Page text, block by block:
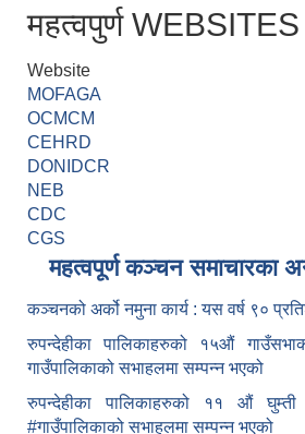
महत्वपुर्ण
Website
MOFAGA
OCMCM
CEHRD
DONIDCR
NEB
CDC
CGS
महत्वपूर्ण कञ्चन समाचारका
कञ्चनको अर्को नमुना कार्य : यस वर्ष ९०
रुपन्देहीका पालिकाहरुको १५औं
गाउँपालिकाको सभाहलमा सम्पन्न भएको
रुपन्देहीका पालिकाहरुको ११ औं
#गाउँपालिकाको सभाहलमा सम्पन्न भएको